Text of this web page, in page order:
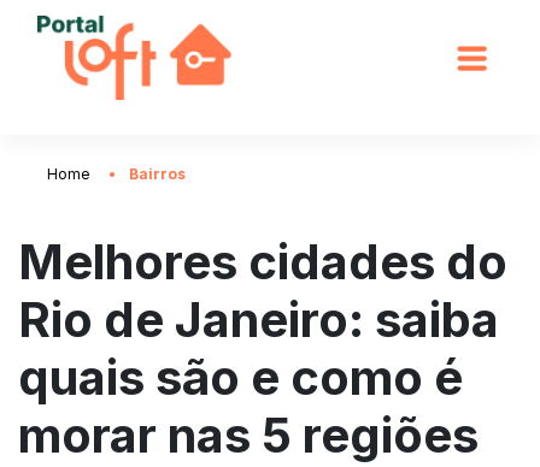
Home Bairros
Melhores cidades do
Rio de Janeiro: saiba
quais são e como é
morar nas 5 regiões